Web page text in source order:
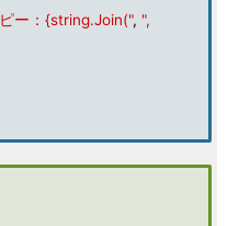
ー：{string.Join(", ",